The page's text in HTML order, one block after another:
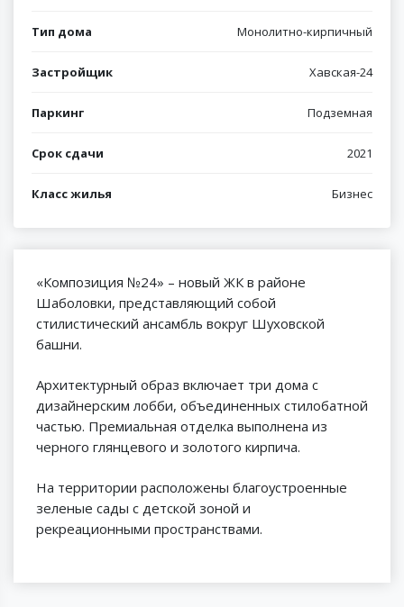
Тип дома Монолитно-кирпичный
Застройщик Хавская-24
Паркинг Подземная
Срок сдачи 2021
Класс жилья Бизнес
«Композиция №24» – новый ЖК в районе
Шаболовки, представляющий собой
стилистический ансамбль вокруг Шуховской
башни.
Архитектурный образ включает три дома с
дизайнерским лобби, объединенных стилобатной
частью. Премиальная отделка выполнена из
черного глянцевого и золотого кирпича.
На территории расположены благоустроенные
зеленые сады с детской зоной и
рекреационными пространствами.